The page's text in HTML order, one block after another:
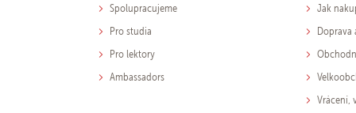
Spolupracujeme
Pro studia
Pro lektory
Ambassadors
Jak
Doprava
Vrácení,